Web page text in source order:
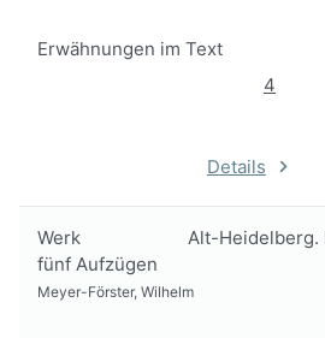
Erwähnungen im Text
4
Details
Werk
Alt-Heidelberg.
fünf Aufzügen
Meyer-Förster, Wilhelm